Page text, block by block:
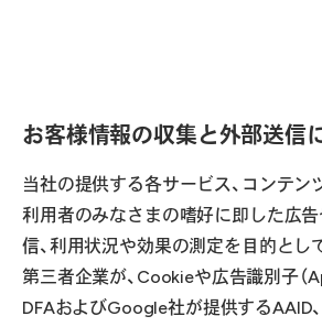
お客様情報の収集と外部送信
当社の提供する各サービス、コンテン
利用者のみなさまの嗜好に即した広
信、利用状況や効果の測定を目的とし
第三者企業が、Cookieや広告識別子（
DFAおよびGoogle社が提供するAAID